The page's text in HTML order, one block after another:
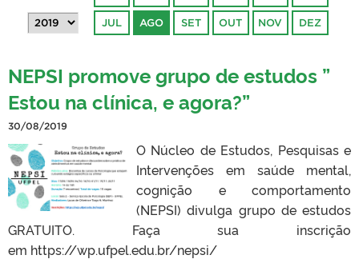
OUVIDORIA
TELEFONES
JUL AGO SET OUT NOV DEZ
NEPSI promove grupo de estudos ”
Estou na clínica, e agora?”
30/08/2019
O Núcleo de Estudos, Pesquisas e
Intervenções em saúde mental,
cognição e comportamento
(NEPSI) divulga grupo de estudos
GRATUITO. Faça sua inscrição
em https://wp.ufpel.edu.br/nepsi/